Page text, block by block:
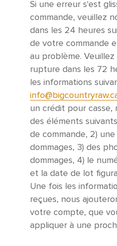
Si une erreur s'est
commande, veuillez
dans les 24 heures
de votre commande
au problème.
rupture dans les 72
les informations
un crédit pour casse,
des éléments
de commande, 2)
dommages, 3) des
dommages, 4) le
et la date de lot
Une fois les
reçues, nous
votre compte, que
appliquer à une